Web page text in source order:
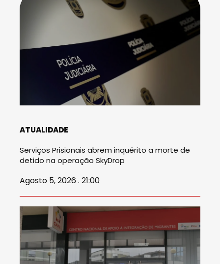
ATUALIDADE
Serviços Prisionais abrem inquérito a morte de
detido na operação SkyDrop
Agosto 5, 2026 . 21:00